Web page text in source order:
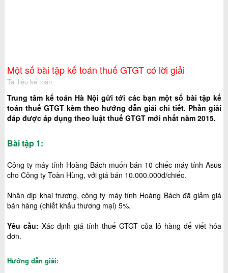
Một số bài tập kế toán thuế GTGT có lời giải
Tài liệu kế toán
Trung tâm kế toán Hà Nội gửi tới các bạn một số bài tập kế
toán thuế GTGT kèm theo hướng dẫn giải chi tiết. Phần giải
đáp được áp dụng theo luật thuế GTGT mới nhất năm 2015.
Bài tập 1:
Công ty máy tính Hoàng Bách muốn bán 10 chiếc máy tính Asus
cho Công ty Toàn Hùng, với giá bán 10.000.000đ/chiếc.
Nhân dịp khai trương, công ty máy tính Hoàng Bách đã giảm giá
bán hàng (chiết khấu thương mại) 5%.
Yêu cầu: Xác định giá tính thuế GTGT của lô hàng để viết hóa
đơn.
Hướng dẫn giải: